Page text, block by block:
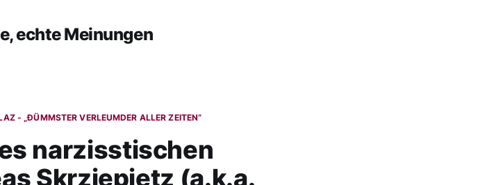
echte Meinungen
- „ĐÜMMSTER VERLEUMDER ALLER ZEITEN“
narzisstischen
Skrziepietz (a.k.a.